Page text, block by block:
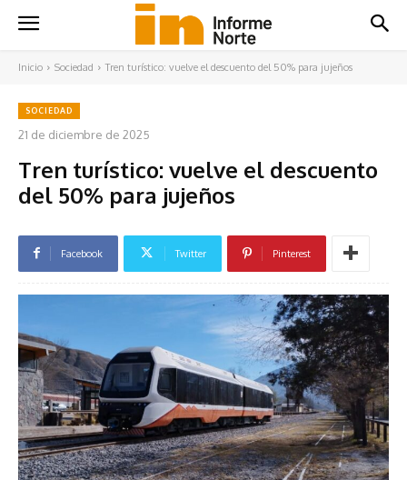
Inicio Sociedad Tren turístico: vuelve el descuento del 50% para jujeños
SOCIEDAD
21 de diciembre de 2025
Tren turístico: vuelve el descuento
del 50% para jujeños
Facebook Twitter Pinterest